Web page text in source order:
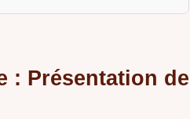
: Présentation de